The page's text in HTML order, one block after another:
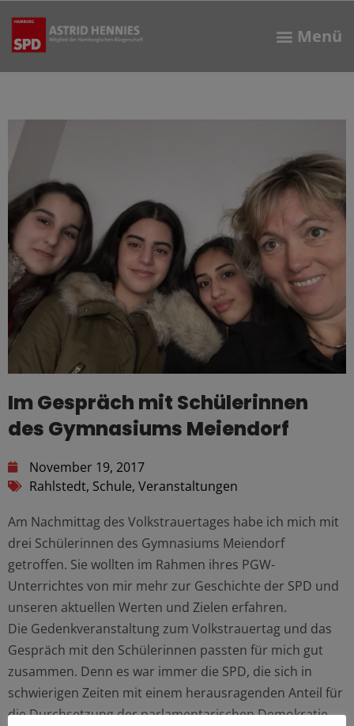
Im Gespräch mit Schülerinnen
des Gymnasiums Meiendorf
November 19, 2017
Rahlstedt, Schule, Veranstaltungen
Am Nachmittag des Volkstrauertages habe ich mich mit
drei Schülerinnen des Gymnasiums Meiendorf
getroffen. Sie wollten im Rahmen ihres PGW-
Unterrichtes von mir mehr zur Geschichte der SPD und
unseren aktuellen Werten und Zielen erfahren.
Die Gedenkveranstaltung zum Volkstrauertag und das
Gespräch mit den Schülerinnen passten für mich gut
zusammen. Denn es war immer die SPD, die sich in
schwierigen Zeiten mit einem herausragenden Anteil für
die Durchsetzung der parlamentarischen Demokratie